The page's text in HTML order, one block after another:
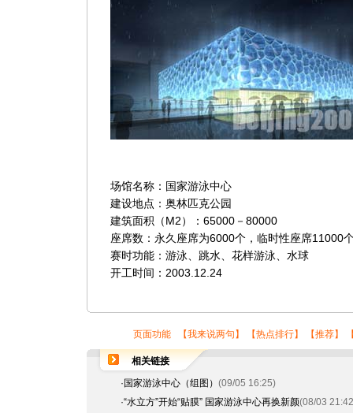
场馆名称：国家游泳中心
建设地点：奥林匹克公园
建筑面积（M2）：65000－80000
座席数：永久座席为6000个，临时性座席11000
赛时功能：游泳、跳水、花样游泳、水球
开工时间：2003.12.24
页面功能 【我来说两句 】 【热点排行】 【推荐】
相关链接
· 国家游泳中心（组图） (09/05 16:25)
·“水立方”开始“贴膜” 国家游泳中心再换新颜(08/03